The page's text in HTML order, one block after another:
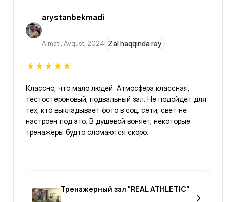
arystanbekmadi
Almatı, Avqust, 2024 Zal haqqında rəy
Классно, что мало людей. Атмосфера классная,
тестостероновый, подвальный зал. Не подойдет для
тех, кто выкладывает фото в соц. сети, свет не
настроен под это. В душевой воняет, некоторые
тренажеры будто сломаются скоро.
Тренажерный зал "REAL ATHLETIC"